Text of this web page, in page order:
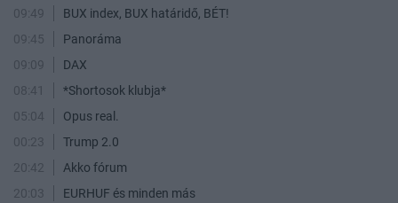
09:49
BUX index, BUX határidő, BÉT!
09:45
Panoráma
09:09
DAX
08:41
*Shortosok klubja*
05:04
Opus real.
00:23
Trump 2.0
20:42
Akko fórum
20:03
EURHUF és minden más